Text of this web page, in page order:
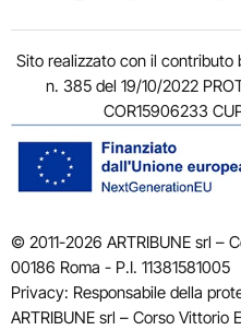
Sito realizzato con il contributo
n. 385 del 19/10/2022
COR15906233
© 2011-2026 ARTRIBUNE srl –
00186 Roma - P.I. 11381581005
Privacy: Responsabile della
ARTRIBUNE srl – Corso Vittorio